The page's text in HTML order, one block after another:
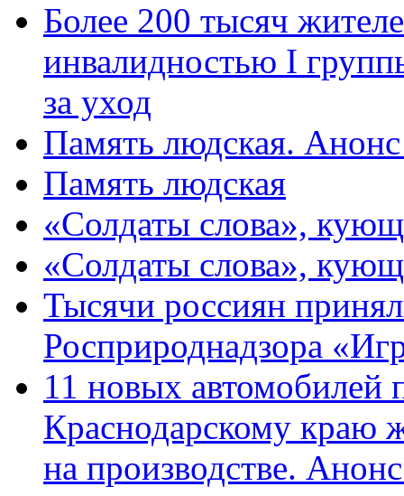
Более 200 тысяч
инвалидностью I
за уход
Память людская.
Память людская
«Солдаты слова»,
«Солдаты слова»,
Тысячи россиян
Росприроднадзора
11 новых автомобилей
Краснодарскому краю
на производстве.